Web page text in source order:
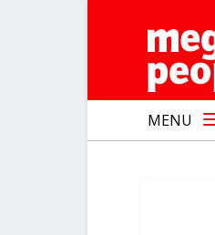
MENU